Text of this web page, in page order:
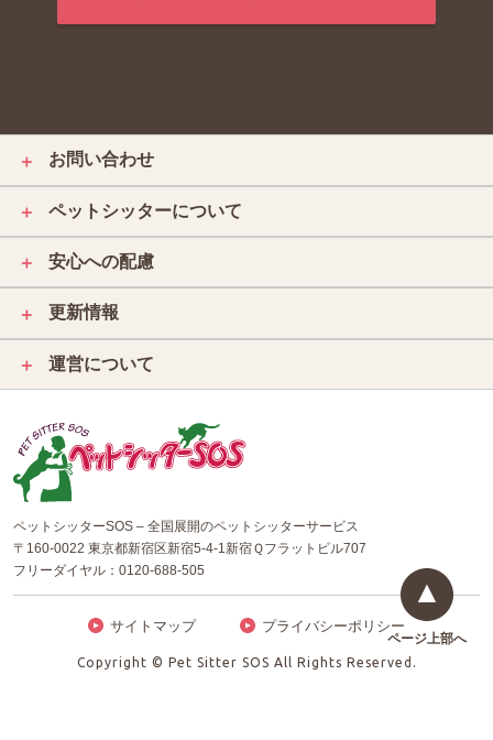
＋ お問い合わせ
＋ ペットシッターについて
＋ 安心への配慮
＋ 更新情報
＋ 運営について
ペットシッターSOS – 全国展開のペットシッターサービス
〒160-0022 東京都新宿区新宿5-4-1新宿Ｑフラットビル707
フリーダイヤル： 0120-688-505
サイトマップ プライバシーポリシー
Copyright © Pet Sitter SOS All Rights Reserved.
ページ上部へ